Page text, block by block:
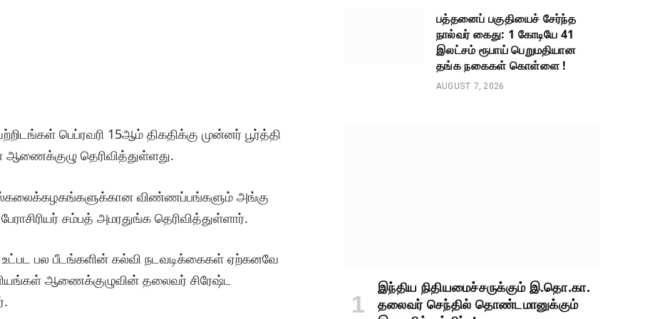
பெப்ரவரி 15ஆம் திகதிக்கு முன்னர் பூர்த்தி
தெரிவித்துள்ளது.
பல்கலைக்கழகங்களுக்கான விண்ணப்பங்களும் அங்கு
சம்பத் அமரதுங்க தெரிவித்துள்ளார்.
பல பீடங்களின் கல்வி நடவடிக்கைகள் ஏற்கனவே
ஆணைக்குழுவின் தலைவர் சிரேஷ்ட
பத்தனைப் பகுதியைச் சேர்ந்த
நால்வர் கைது: 1 கோடியே 41
இலட்சம் ரூபாய் பெறுமதியான
தங்க நகைகள் கொள்ளை !
AUGUST 7, 2026
இந்திய நிதியமைச்சருக்கும் இ.தொ.கா.
தலைவர் செந்தில் தொண்டமானுக்கும்